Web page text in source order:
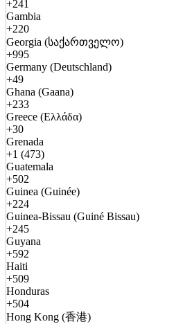
+241
Gambia
+220
Georgia (საქართველო)
+995
Germany (Deutschland)
+49
Ghana (Gaana)
+233
Greece (Ελλάδα)
+30
Grenada
+1 (473)
Guatemala
+502
Guinea (Guinée)
+224
Guinea-Bissau (Guiné Bissau)
+245
Guyana
+592
Haiti
+509
Honduras
+504
Hong Kong (香港)